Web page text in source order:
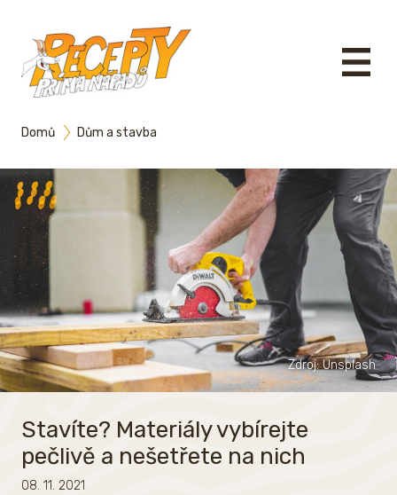
Domů Dům a stavba
Zdroj: Unsplash
Stavíte? Materiály vybírejte
pečlivě a nešetřete na nich
08. 11. 2021